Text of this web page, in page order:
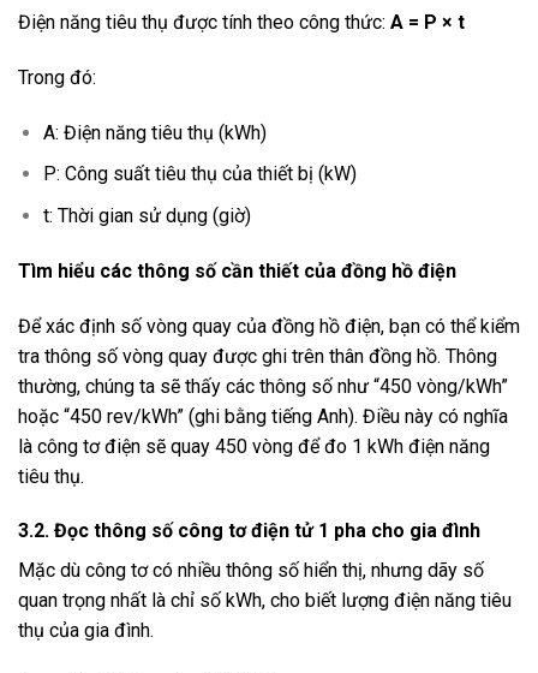
Điện năng tiêu thụ được tính theo công thức: A = P × t
Trong đó:
A: Điện năng tiêu thụ (kWh)
P: Công suất tiêu thụ của thiết bị (kW)
t: Thời gian sử dụng (giờ)
Tìm hiểu các thông số cần thiết của đồng hồ điện
Để xác định số vòng quay của đồng hồ điện, bạn có thể kiểm
tra thông số vòng quay được ghi trên thân đồng hồ. Thông
thường, chúng ta sẽ thấy các thông số như “450 vòng/kWh”
hoặc “450 rev/kWh” (ghi bằng tiếng Anh). Điều này có nghĩa
là công tơ điện sẽ quay 450 vòng để đo 1 kWh điện năng
tiêu thụ.
3.2. Đọc thông số công tơ điện tử 1 pha cho gia đình
Mặc dù công tơ có nhiều thông số hiển thị, nhưng dãy số
quan trọng nhất là chỉ số kWh, cho biết lượng điện năng tiêu
thụ của gia đình.